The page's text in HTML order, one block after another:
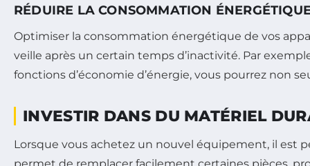
RÉDUIRE LA CONSOMMATION
Optimiser la consommation énergétique de vos
veille après un certain temps d’inactivité. Par
fonctions d’économie d’énergie, vous pourrez non
INVESTIR DANS DU MATÉRIEL
Lorsque vous achetez un nouvel équipement, il est